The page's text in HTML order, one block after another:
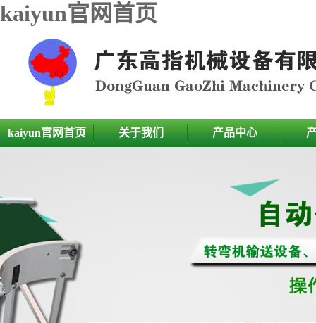
kaiyun官网首页
kaiyun官网首页 关于我们 产品中心